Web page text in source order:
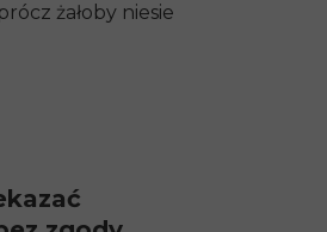
żałoby niesie